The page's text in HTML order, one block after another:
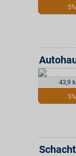
5%
43,9
5%